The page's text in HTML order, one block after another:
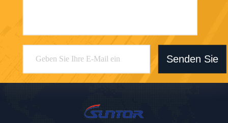
Senden Sie